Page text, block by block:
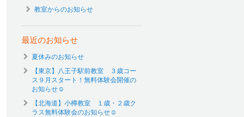
教室からのお知らせ
最近のお知らせ
夏休みのお知らせ
【東京】八王子駅前教室 ３歳コー
ス９月スタート！無料体験会開催の
お知らせ☺️
【北海道】小樽教室 １歳・２歳ク
ラス無料体験会のお知らせ☺